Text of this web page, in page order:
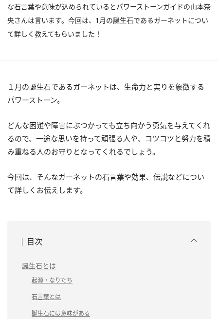
な石言葉や意味が込められているとパワーストーンガイドの山本奈
央さんは言います。今回は、1月の誕生石であるガーネットについ
て詳しく教えてもらいました！
１月の誕生石であるガーネットは、生命力と実りを象徴する
パワーストーン。
どんな困難や障害にぶつかっても立ち向かう勇気を与えてくれ
るので、一途な思いを持って頑張る人や、コツコツと努力を積
み重ねる人のお守りとなってくれるでしょう。
今回は、そんなガーネットの石言葉や効果、伝説などについ
て詳しくお伝えします。
目次
誕生石とは
起源・なりたち
石言葉とは
誕生石には意味がある